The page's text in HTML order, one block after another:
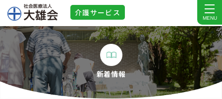
介護サービス
MENU
新着情報